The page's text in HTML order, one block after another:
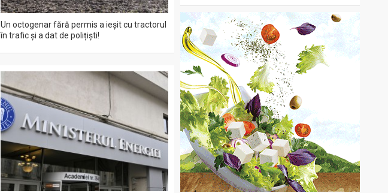
Un octogenar fără permis a ieșit cu tractorul
în trafic și a dat de polițiști!